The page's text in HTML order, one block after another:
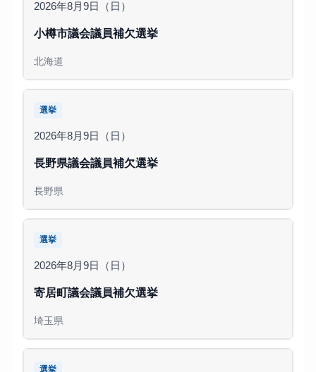
2026年8月9日（日）
小樽市議会議員補欠選挙
北海道
選挙
2026年8月9日（日）
長野県議会議員補欠選挙
長野県
選挙
2026年8月9日（日）
寄居町議会議員補欠選挙
埼玉県
選挙